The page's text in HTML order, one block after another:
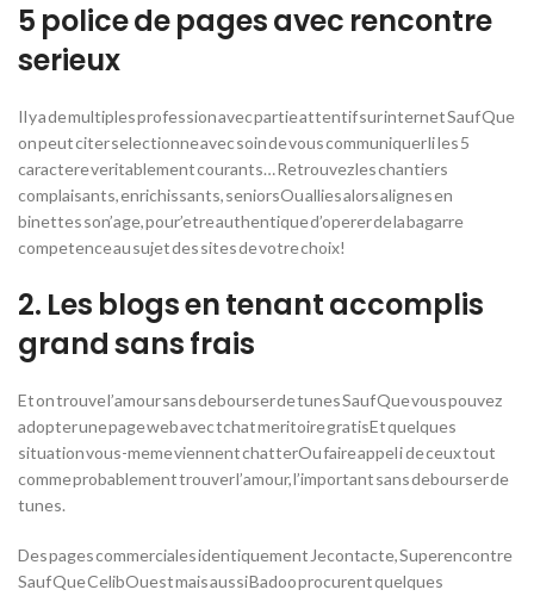
5 police de pages avec rencontre
serieux
Il y a de multiples profession avec partie attentif sur internet Sauf Que
on peut citer selectionne avec soin de vous communiquer li les 5
caractere veritablement courants… Retrouvez les chantiers
complaisants, enrichissants, seniorsOu allies alors alignes en
binettes son’age, pour’etre authentique d’operer de la bagarre
competence au sujet des sites de votre choix!
2. Les blogs en tenant accomplis
grand sans frais
Et on trouve l’amour sans debourser de tunes Sauf Que vous pouvez
adopter une page web avec tchat meritoire gratisEt quelques
situation vous-meme viennent chatterOu faire appel i de ceux tout
comme probablement trouver l’amour, l’important sans debourser de
tunes.
Des pages commerciales identiquement Jecontacte, Superencontre
Sauf Que CelibOuest mais aussi Badoo procurent quelques